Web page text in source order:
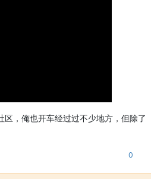
，俺也开车经过过不少地方，但除了
0